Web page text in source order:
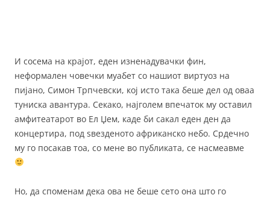
И сосема на крајот, еден изненадувачки фин,
неформален човечки муабет со нашиот виртуоз на
пијано, Симон Трпчевски, кој исто така беше дел од оваа
туниска авантура. Секако, најголем впечаток му оставил
амфитеатарот во Ел Џем, каде би сакал еден ден да
концертира, под ѕвезденото африканско небо. Срдечно
му го посакав тоа, со мене во публиката, се насмеавме
Но, да споменам дека ова не беше сето она што го